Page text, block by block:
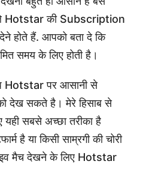
Hotstar की Subscription
होते हैं. आपको बता दे कि
समय के लिए होती है।
Hotstar पर आसानी से
देख सकते है। मेरे हिसाब से
सबसे अच्छा तरीका है
है या किसी साम्रगी की चोरी
मैच देखने के लिए Hotstar